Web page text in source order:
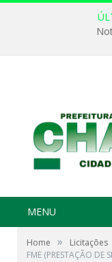
MENU
Home » Licitações
FME (PRESTAÇÃO DE